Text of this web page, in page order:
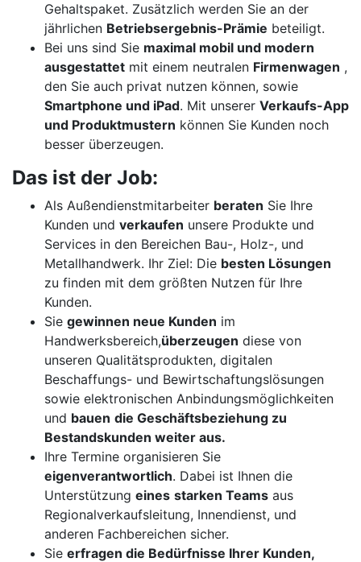
Gehaltspaket. Zusätzlich werden Sie an der
jährlichen Betriebsergebnis-Prämie beteiligt.
Bei uns sind Sie maximal mobil und modern
ausgestattet mit einem neutralen Firmenwagen ,
den Sie auch privat nutzen können, sowie
Smartphone und iPad. Mit unserer Verkaufs-App
und Produktmustern können Sie Kunden noch
besser überzeugen.
Das ist der Job:
Als Außendienstmitarbeiter beraten Sie Ihre
Kunden und verkaufen unsere Produkte und
Services in den Bereichen Bau-, Holz-, und
Metallhandwerk. Ihr Ziel: Die besten Lösungen
zu finden mit dem größten Nutzen für Ihre
Kunden.
Sie gewinnen neue Kunden im
Handwerksbereich,überzeugen diese von
unseren Qualitätsprodukten, digitalen
Beschaffungs- und Bewirtschaftungslösungen
sowie elektronischen Anbindungsmöglichkeiten
und bauen die Geschäftsbeziehung zu
Bestandskunden weiter aus.
Ihre Termine organisieren Sie
eigenverantwortlich. Dabei ist Ihnen die
Unterstützung eines starken Teams aus
Regionalverkaufsleitung, Innendienst, und
anderen Fachbereichen sicher.
Sie erfragen die Bedürfnisse Ihrer Kunden,